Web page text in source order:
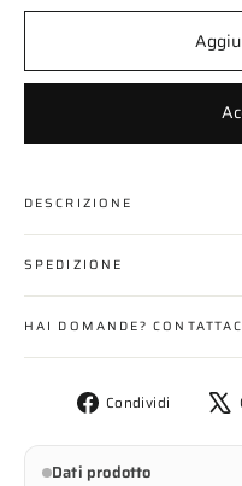
DESCRIZIONE
SPEDIZIONE
HAI DOMANDE?
Condividi
Dati prodotto